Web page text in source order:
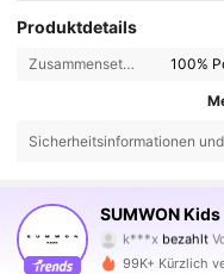
Produktdetails
Zusammensetzung: 100%
Sicherheitsinformationen
SUMWON Kids
4,90
289K
k***x bezahlt
u***a istVor 4
99K+ Kürzlich